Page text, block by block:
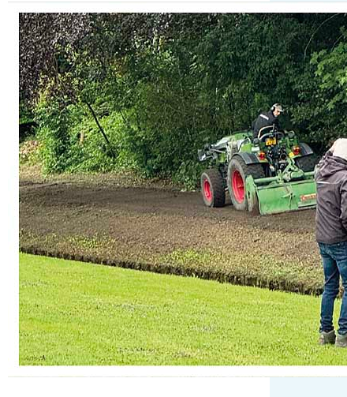
Bijdrage van ‘Betrekken bij Groen
Fonds’
Loonbedrijf Van Wieringen heeft het
talud bij de begraafplaats opnieuw
vrijgemaakt van onkruid en
bramen.Het blijft een uitdagend,
schaduwrijk stuk grond dat extra
aandacht vraagt. Eerdere beplanting
sloeg helaas niet goed aan, mede
doordat jonge planten en bloembollen
werden aangetast door dieren zoals de
veenmol. Met een plan dat onze
vrijwilliger Martin Smit heeft
uitgewerkt, willen…